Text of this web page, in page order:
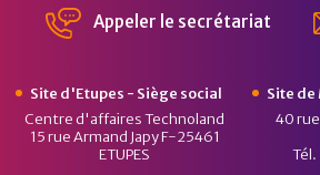
Appeler le secrétariat
Site d'Etupes - Siège social
Centre d'affaires Technoland
15 rue Armand Japy F-25461
ETUPES
Site
40
Tél.